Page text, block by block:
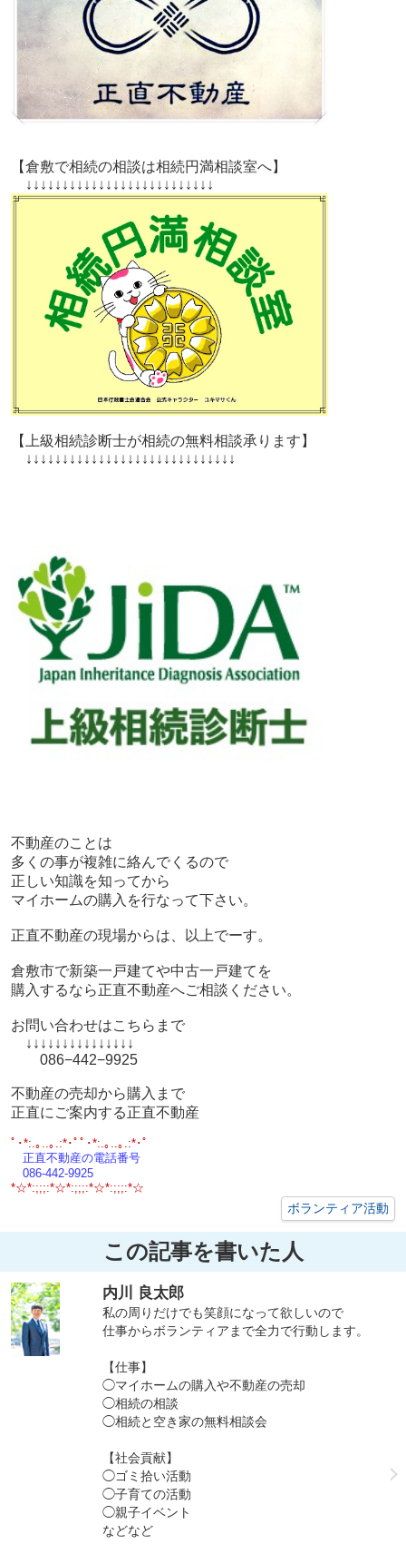
【倉敷で相続の相談は相続円満相談室へ】
↓↓↓↓↓↓↓↓↓↓↓↓↓↓↓↓↓↓↓↓↓↓↓↓↓↓
【上級相続診断士が相続の無料相談承ります】
↓↓↓↓↓↓↓↓↓↓↓↓↓↓↓↓↓↓↓↓↓↓↓↓↓↓↓↓↓
不動産のことは
多くの事が複雑に絡んでくるので
正しい知識を知ってから
マイホームの購入を行なって下さい。
正直不動産の現場からは、以上でーす。
倉敷市で新築一戸建てや中古一戸建てを
購入するなら正直不動産へご相談ください。
お問い合わせはこちらまで
↓↓↓↓↓↓↓↓↓↓↓↓↓↓↓
086−442−9925
不動産の売却から購入まで
正直にご案内する正直不動産
ﾟ･*:.｡..｡.:*･ﾟﾟ･*:.｡..｡.:*･ﾟ
正直不動産の電話番号
086-442-9925
*☆*:;;;:*☆*:;;;:*☆*:;;;:*☆
ボランティア活動
この記事を書いた人
内川 良太郎
私の周りだけでも笑顔になって欲しいので
仕事からボランティアまで全力で行動します。
【仕事】
◯マイホームの購入や不動産の売却
◯相続の相談
◯相続と空き家の無料相談会
【社会貢献】
◯ゴミ拾い活動
◯子育ての活動
◯親子イベント
などなど